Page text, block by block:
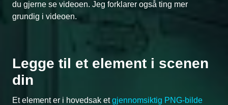
du gjerne se videoen. Jeg forklarer også ting mer
grundig i videoen.
Legge til et element i scenen
din
Et element er i hovedsak etgjennomsiktig PNG-bilde